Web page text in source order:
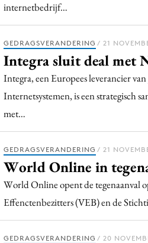
internetbedrijf…
GEDRAGSVERANDERING / 21
Integra sluit deal met
Integra, een Europees leverancier
Internetsystemen, is een strategisch
met…
GEDRAGSVERANDERING / 21
World Online in
World Online opent de tegenaanval
Effenctenbezitters (VEB) en de
GEDRAGSVERANDERING / 20